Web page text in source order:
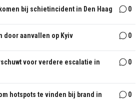
bij schietincident in Den Haag 0
door aanvallen op Kyiv 0
voor verdere escalatie in
0
hotspots te vinden bij brand in 0